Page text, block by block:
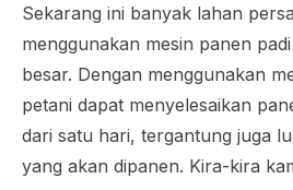
Sekarang ini banyak lahan
menggunakan mesin panen
besar. Dengan menggunakan
petani dapat menyelesaikan
dari satu hari, tergantung juga
yang akan dipanen. Kira-kira